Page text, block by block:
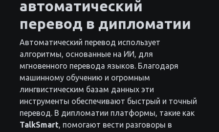
автоматический
перевод в дипломатии
Автоматический перевод использует
алгоритмы, основанные на ИИ, для
мгновенного перевода языков. Благодаря
машинному обучению и огромным
лингвистическим базам данных эти
инструменты обеспечивают быстрый и точный
перевод. В дипломатии платформы, такие как
TalkSmart , помогают вести разговоры в